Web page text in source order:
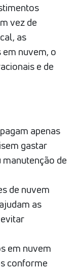
vez de
as
nuvem, o
e de
apenas
gastar
de
de nuvem
as
em nuvem
conforme